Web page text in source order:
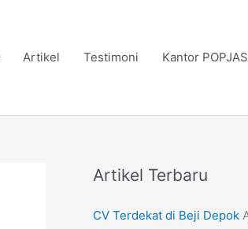
Artikel Testimoni Kantor
Artikel Terbaru
CV Terdekat di Beji Depok